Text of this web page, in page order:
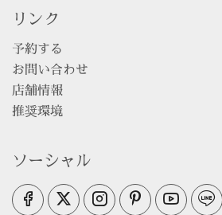
リンク
予約する
お問い合わせ
店舗情報
推奨環境
ソーシャル